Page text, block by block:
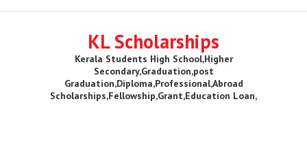
KL Scholarships
Kerala Students High School,Higher
Secondary,Graduation,post
Graduation,Diploma,Professional,Abroad
Scholarships,Fellowship,Grant,Education Loan,